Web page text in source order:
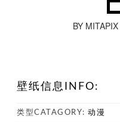
BY MITAPIX
壁纸信息INFO:
类型CATAGORY: 动漫